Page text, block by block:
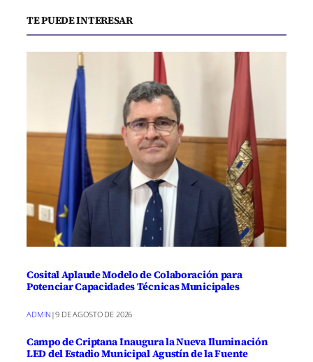
TE PUEDE INTERESAR
Cosital Aplaude Modelo de Colaboración para
Potenciar Capacidades Técnicas Municipales
ADMIN |9 DE AGOSTO DE 2026
Campo de Criptana Inaugura la Nueva Iluminación
LED del Estadio Municipal Agustín de la Fuente